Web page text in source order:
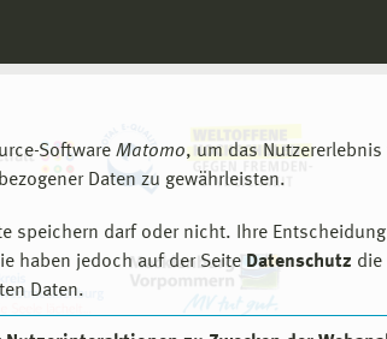
Software Matomo, um das
Daten zu gewährleisten.
speichern darf oder nicht. Ihre
haben jedoch auf der Seite Datenschutz die
Daten.